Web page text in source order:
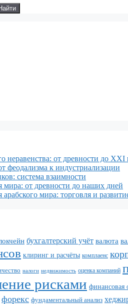
неравенства: от древности до XXI
феодализма к индустриализации
система взаимности
мира: от древности до наших дней
мира: торговля и
бухгалтерский учёт валюта
клиринг и расчёты комплаенс
налоги недвижимость оценка компаний
рисками финансовая
форекс фундаментальный анализ